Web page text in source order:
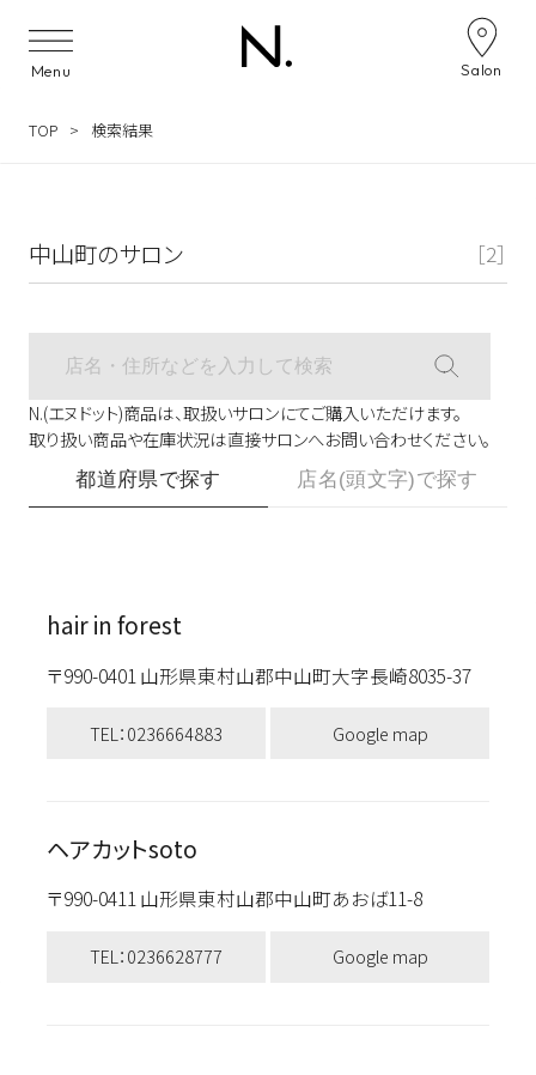
Menu Salon
TOP 検索結果
中山町のサロン ［2］
N.(エヌドット)商品は、取扱いサロンにてご購入いただけます。
取り扱い商品や在庫状況は直接サロンへお問い合わせください。
都道府県で探す 店名(頭文字)で探す
hair in forest
〒990-0401 山形県東村山郡中山町大字長崎8035-37
TEL：0236664883 Google map
ヘアカットsoto
〒990-0411 山形県東村山郡中山町あおば11-8
TEL：0236628777 Google map
サロン検索ナビゲーション